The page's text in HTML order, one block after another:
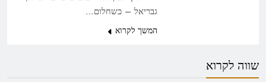
גבריאל – כשחלום…
המשך לקרוא
שווה לקרוא